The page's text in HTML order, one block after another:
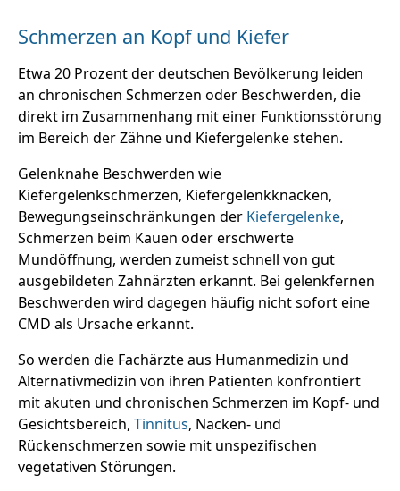
Schmerzen an Kopf und Kiefer
Etwa 20 Prozent der deutschen Bevölkerung leiden
an chronischen Schmerzen oder Beschwerden, die
direkt im Zusammenhang mit einer Funktionsstörung
im Bereich der Zähne und Kiefergelenke stehen.
Gelenknahe Beschwerden wie
Kiefergelenkschmerzen, Kiefergelenkknacken,
Bewegungseinschränkungen der Kiefergelenke,
Schmerzen beim Kauen oder erschwerte
Mundöffnung, werden zumeist schnell von gut
ausgebildeten Zahnärzten erkannt. Bei gelenkfernen
Beschwerden wird dagegen häufig nicht sofort eine
CMD als Ursache erkannt.
So werden die Fachärzte aus Humanmedizin und
Alternativmedizin von ihren Patienten konfrontiert
mit akuten und chronischen Schmerzen im Kopf- und
Gesichtsbereich, Tinnitus, Nacken- und
Rückenschmerzen sowie mit unspezifischen
vegetativen Störungen.